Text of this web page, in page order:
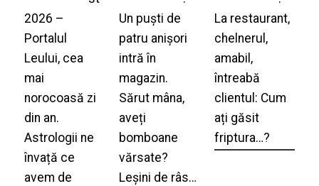
2026 –
Portalul
Leului, cea
mai
norocoasă zi
din an.
Astrologii ne
învață ce
avem de
Un puști de
patru anișori
intră în
magazin.
Sărut mâna,
aveți
bomboane
vărsate?
Leșini de râs…
La restaurant,
chelnerul,
amabil,
întreabă
clientul: Cum
ați găsit
friptura…?